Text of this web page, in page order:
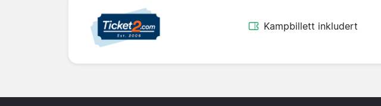
Kampbillett inkludert